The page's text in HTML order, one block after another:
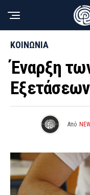
ΚΟΙΝΩΝΙΑ
Έναρξη
Από